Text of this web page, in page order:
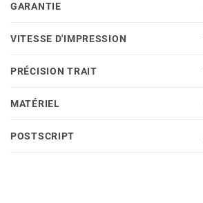
GARANTIE
VITESSE D'IMPRESSION
PRÉCISION TRAIT
MATÉRIEL
POSTSCRIPT